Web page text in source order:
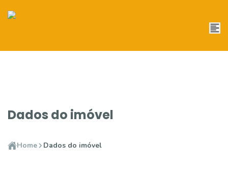
Dados do imóvel
Home Dados do imóvel